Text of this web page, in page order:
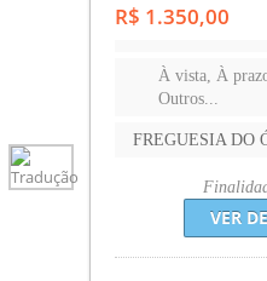
R$ 1.350,00
À vista, À
Outros...
FREGUESIA DO
VER